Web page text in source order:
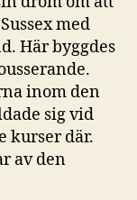
med
Här byggdes
inom den
sig vid
kurser där.
av den